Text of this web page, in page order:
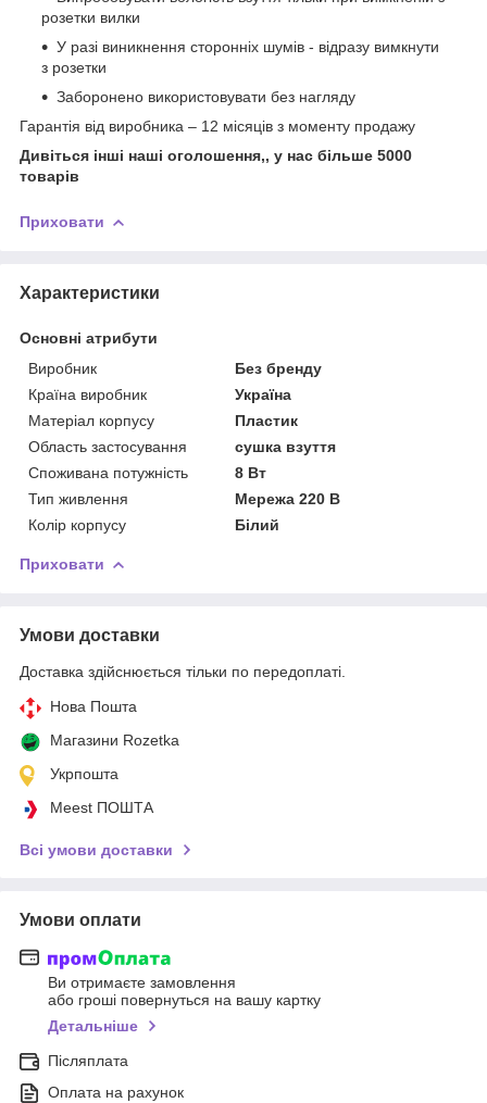
розетки вилки
У разі виникнення сторонніх шумів - відразу вимкнути
з розетки
Заборонено використовувати без нагляду
Гарантія від виробника – 12 місяців з моменту продажу
Дивіться інші наші оголошення,, у нас більше 5000
товарів
Приховати
Характеристики
Основні атрибути
Виробник
Без бренду
Країна виробник
Україна
Матеріал корпусу
Пластик
Область застосування
сушка взуття
Споживана потужність
8 Вт
Тип живлення
Мережа 220 В
Колір корпусу
Білий
Приховати
Умови доставки
Доставка здійснюється тільки по передоплаті.
Нова Пошта
Магазини Rozetka
Укрпошта
Meest ПОШТА
Всі умови доставки
Умови оплати
Ви отримаєте замовлення
або гроші повернуться на вашу картку
Детальніше
Післяплата
Оплата на рахунок